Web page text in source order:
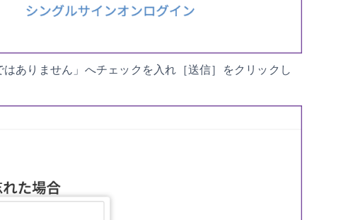
ありません」へチェックを入れ［送信］をクリックし